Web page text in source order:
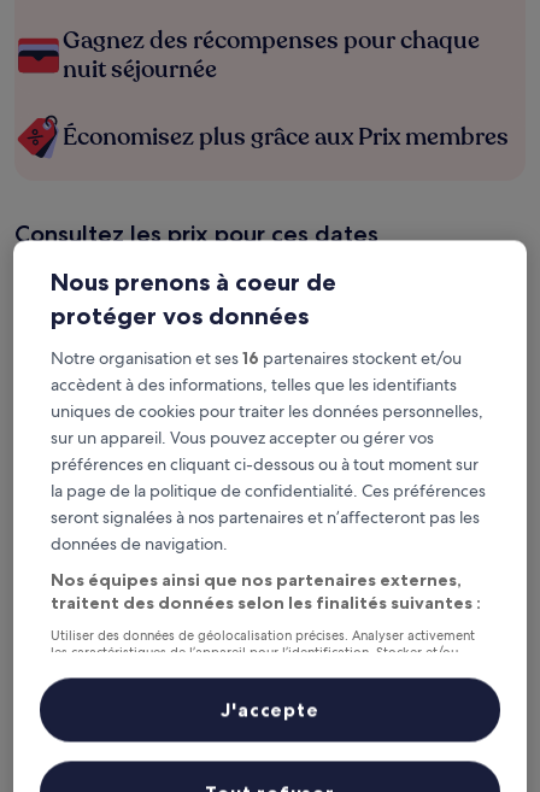
Gagnez des récompenses pour chaque
nuit séjournée
Économisez plus grâce aux Prix membres
Consultez les prix pour ces dates
Ce soir
9 août - 10 août
14 août - 16 août
21 août - 23 août
Gare de Ya'an : les 5 meilleurs
hôtels à proximité en un coup
d’œil
Crowne Plaza Ya an by IHG
— District de Yucheng, à 4,1 km de :
Gare de Ya'an. Hôtel 4 étoiles. Avis voyageurs : 10/10 —
Exceptionnel.
Holiday Inn Resort Mengding Mountain by IHG— District de
Yucheng, à 3,3 km de : Gare de Ya'an. Hôtel 3 étoiles. Avis
voyageurs : 10/10 — Exceptionnel.
Holiday Inn Express Ya'An City Center by IHG— District de
Yucheng, à 8 km de : Gare de Ya'an. Hôtel 2.5 étoiles. Avis
voyageurs : 8,8/10 — Excellent.
DoubleTree by Hilton Ya'An— District de Yucheng, à 3,3 km de :
Gare de Ya'an. Hôtel 4 étoiles.
Nous prenons à coeur de
protéger vos données
Notre organisation et ses16 partenaires stockent et/ou
accèdent à des informations, telles que les identifiants
uniques de cookies pour traiter les données personnelles,
sur un appareil. Vous pouvez accepter ou gérer vos
préférences en cliquant ci-dessous ou à tout moment sur
la page de la politique de confidentialité. Ces préférences
seront signalées à nos partenaires et n’affecteront pas les
données de navigation.
Nos équipes ainsi que nos partenaires externes,
traitent des données selon les finalités suivantes :
Utiliser des données de géolocalisation précises. Analyser activement
les caractéristiques de l’appareil pour l’identification. Stocker et/ou
personnalisés, mesure de performance des publicités et du contenu,
études d’audience et développement de services.
Liste de nos partenaires (fournisseurs)
J'accepte